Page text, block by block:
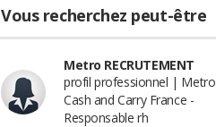
Vous recherchez peut-être
Metro RECRUTEMENT
profil professionnel | Metro
Cash and Carry France -
Responsable rh